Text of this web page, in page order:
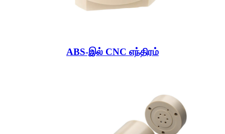
ABS-இல் CNC எந்திரம்